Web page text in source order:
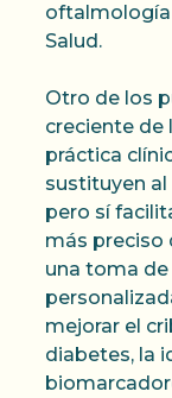
oftalmología
Salud.
Otro de los
creciente de
práctica
sustituyen
pero sí
más preciso
una toma
mejorar el
diabetes, la